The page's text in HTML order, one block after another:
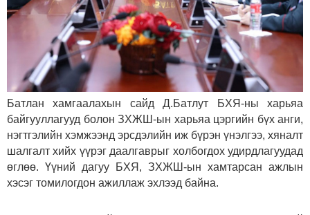
Батлан хамгаалахын сайд Д.Батлут БХЯ-ны харьяа
байгууллагууд болон ЗХЖШ-ын харьяа цэргийн бүх анги,
нэгтгэлийн хэмжээнд эрсдэлийн иж бүрэн үнэлгээ, хяналт
шалгалт хийх үүрэг даалгаврыг холбогдох удирдлагуудад
өглөө. Үүний дагуу БХЯ, ЗХЖШ-ын хамтарсан ажлын
хэсэг томилогдон ажиллаж эхлээд байна.